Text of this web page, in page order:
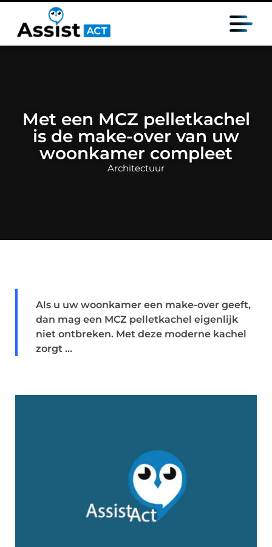
Met een MCZ pelletkachel
is de make-over van uw
woonkamer compleet
Architectuur
Als u uw woonkamer een make-over geeft,
dan mag een MCZ pelletkachel eigenlijk
niet ontbreken. Met deze moderne kachel
zorgt ...